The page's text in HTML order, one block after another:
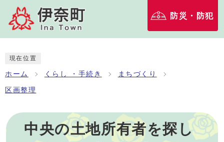
防災・防犯
現在位置
ホーム くらし ・手続き まちづくり
区画整理
中央の土地所有者を探し